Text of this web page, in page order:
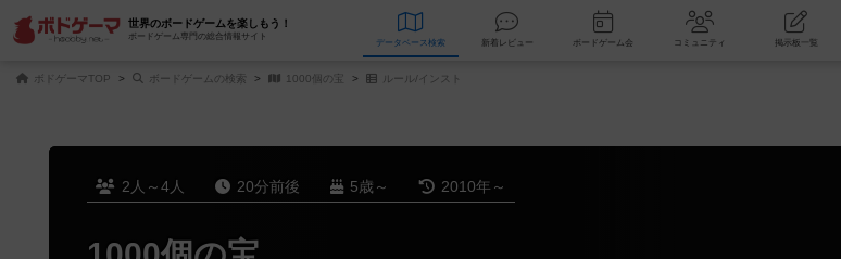
世界のボードゲームを楽しもう！
ボードゲーム専門の総合情報サイト
データベース 検索 新着レビュー ボードゲーム会 コミュニティ
ボドゲーマTOP ボードゲームの検索 1000個の宝 ルール/インスト
2人～4人 20分前後 5歳～ 2010年～